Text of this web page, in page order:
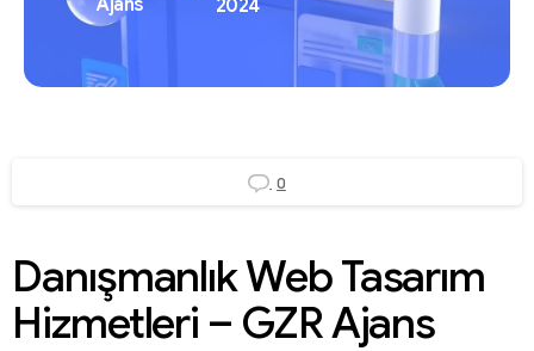
Ajans
2024
0
Danışmanlık Web Tasarım
Hizmetleri – GZR Ajans